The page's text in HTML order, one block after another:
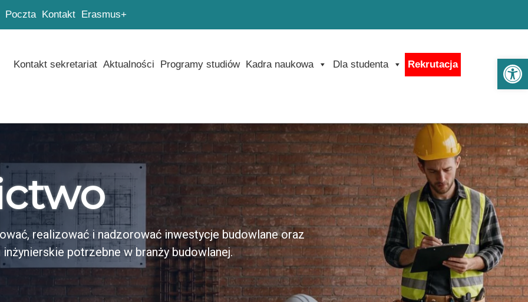
Poczta Kontakt Erasmus+
Kontakt sekretariat Aktualności Programy studiów Kadra naukowa Dla studenta Rekrutacja
realizować i nadzorować inwestycje budowlane oraz
potrzebne w branży budowlanej.